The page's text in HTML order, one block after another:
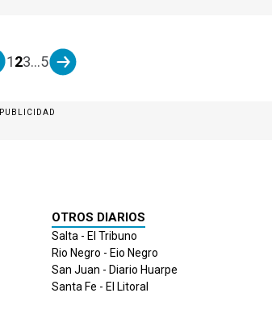
123...5
PUBLICIDAD
OTROS DIARIOS
Salta - El Tribuno
Rio Negro - Eio Negro
San Juan - Diario Huarpe
Santa Fe - El Litoral